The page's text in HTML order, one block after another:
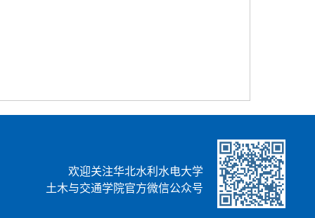
欢迎关注华北水利水电大学
土木与交通学院官方微信公众号